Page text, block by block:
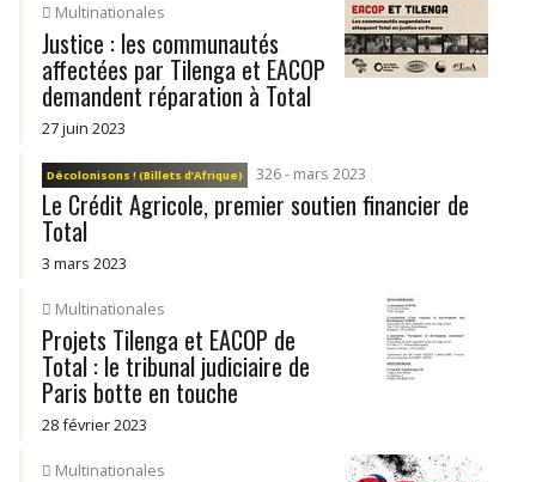
Multinationales
Justice : les communautés
affectées par Tilenga et EACOP
demandent réparation à Total
27 juin 2023
Décolonisons ! (Billets d’Afrique) 326 - mars 2023
Le Crédit Agricole, premier soutien financier de
Total
3 mars 2023
Multinationales
Projets Tilenga et EACOP de
Total : le tribunal judiciaire de
Paris botte en touche
28 février 2023
Multinationales